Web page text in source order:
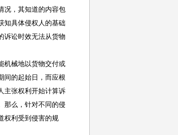
况，其知道的内容包
知具体侵权人的基础
诉讼时效无法从货物
械地以货物交付或
间的起始日，而应根
主张权利开始计算诉
那么，针对不同的侵
权利受到侵害的规